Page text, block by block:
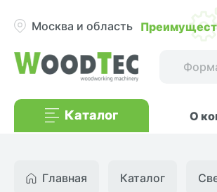
Москва и область
Каталог О
Главная Каталог